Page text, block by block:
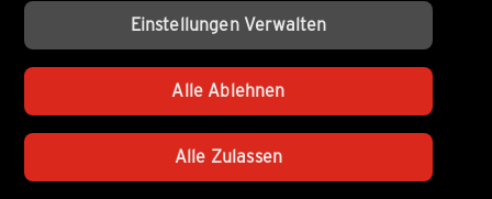
Einstellungen Verwalten
Alle Ablehnen
Alle Zulassen